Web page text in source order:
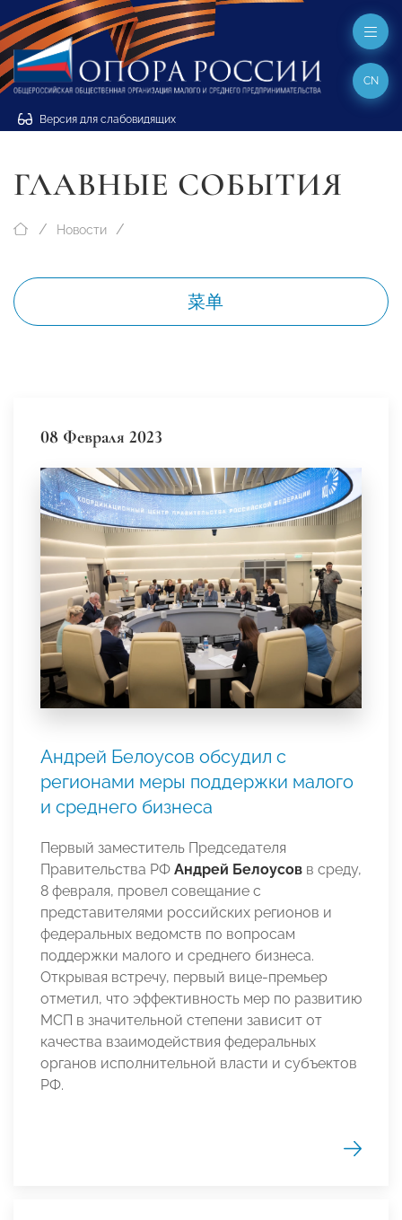
Версия для слабовидящих
CN
ГЛАВНЫЕ СОБЫТИЯ
Новости
菜单
08 Февраля 2023
Андрей Белоусов обсудил с
регионами меры поддержки малого
и среднего бизнеса
Первый заместитель Председателя
Правительства РФ Андрей Белоусов в среду,
8 февраля, провел совещание с
представителями российских регионов и
федеральных ведомств по вопросам
поддержки малого и среднего бизнеса.
Открывая встречу, первый вице-премьер
отметил, что эффективность мер по развитию
МСП в значительной степени зависит от
качества взаимодействия федеральных
органов исполнительной власти и субъектов
РФ.